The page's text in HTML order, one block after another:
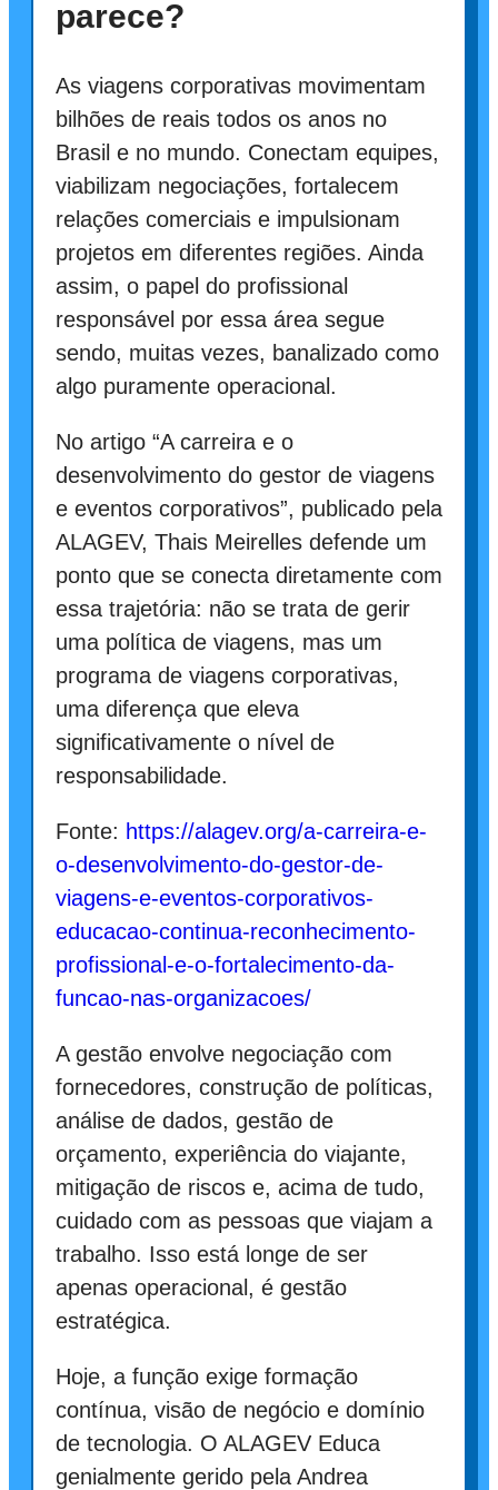
parece?
As viagens corporativas movimentam
bilhões de reais todos os anos no
Brasil e no mundo. Conectam equipes,
viabilizam negociações, fortalecem
relações comerciais e impulsionam
projetos em diferentes regiões. Ainda
assim, o papel do profissional
responsável por essa área segue
sendo, muitas vezes, banalizado como
algo puramente operacional.
No artigo “A carreira e o
desenvolvimento do gestor de viagens
e eventos corporativos”, publicado pela
ALAGEV, Thais Meirelles defende um
ponto que se conecta diretamente com
essa trajetória: não se trata de gerir
uma política de viagens, mas um
programa de viagens corporativas,
uma diferença que eleva
significativamente o nível de
responsabilidade.
Fonte: https://alagev.org/a-carreira-e-
o-desenvolvimento-do-gestor-de-
viagens-e-eventos-corporativos-
educacao-continua-reconhecimento-
profissional-e-o-fortalecimento-da-
funcao-nas-organizacoes/
A gestão envolve negociação com
fornecedores, construção de políticas,
análise de dados, gestão de
orçamento, experiência do viajante,
mitigação de riscos e, acima de tudo,
cuidado com as pessoas que viajam a
trabalho. Isso está longe de ser
apenas operacional, é gestão
estratégica.
Hoje, a função exige formação
contínua, visão de negócio e domínio
de tecnologia. O ALAGEV Educa
genialmente gerido pela Andrea